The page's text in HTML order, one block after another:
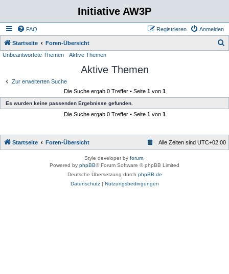
Initiative AW3P
FAQ Anmelden
Registrieren
Startseite Foren-Übersicht
Unbeantwortete Themen Aktive Themen
Aktive Themen
Zur erweiterten Suche
Die Suche ergab 0 Treffer • Seite 1von 1
Es wurden keine passenden Ergebnisse gefunden.
Die Suche ergab 0 Treffer • Seite 1von 1
Startseite Foren-Übersicht Alle Zeiten sind UTC+02:00
Style developer by forum
Powered by phpBB® Forum Software © phpBB Limited
Deutsche Übersetzung durch phpBB.de
Datenschutz| Nutzungsbedingungen